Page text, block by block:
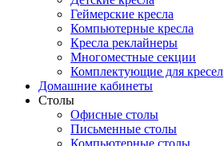
Геймерские кресла
Компьютерные кресла
Кресла реклайнеры
Многоместные секции
Комплектующие для кресел
Домашние кабинеты
Столы
Офисные столы
Письменные столы
Компьютерные столы